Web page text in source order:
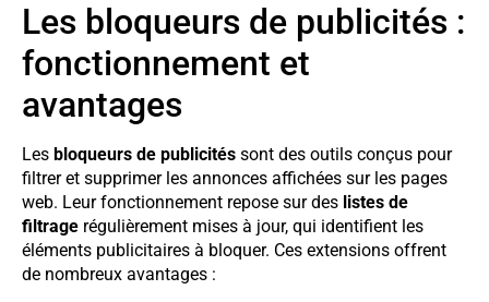
Les bloqueurs de publicités :
fonctionnement et
avantages
Les bloqueurs de publicités sont des outils conçus pour
filtrer et supprimer les annonces affichées sur les pages
web. Leur fonctionnement repose sur des listes de
filtrage régulièrement mises à jour, qui identifient les
éléments publicitaires à bloquer. Ces extensions offrent
de nombreux avantages :